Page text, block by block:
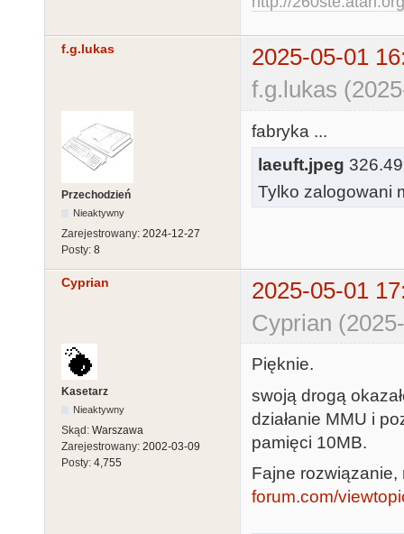
f.g.lukas
2025-05-01
f.g.lukas
Przechodzień
Nieaktywny
Zarejestrowany: 2024-12-27
Posty: 8
fabryka ...
laeuft.jpeg
Tylko zalogowani
Cyprian
2025-05-01
Cyprian
Kasetarz
Nieaktywny
Skąd: Warszawa
Zarejestrowany: 2002-03-09
Posty: 4,755
Pięknie.
swoją drogą
działanie MMU i
pamięci 10MB.
Fajne
forum.com/